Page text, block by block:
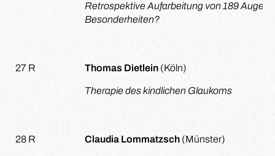
Retrospektive Aufarbeitung von 189 Augen
Besonderheiten?
27 R Thomas Dietlein (Köln)
Therapie des kindlichen Glaukoms
28 R Claudia Lommatzsch (Münster)